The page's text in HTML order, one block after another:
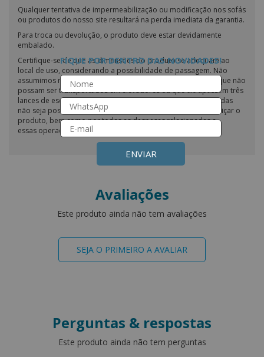
Qualquer tentativa de impermeabilização ou modificação nos sofás
ou produtos do nosso site resultará na perda imediata da garantia.
Para troca ou devolução, o produto deve estar devidamente
embalado.
Certifique-se de que as dimensões do produto se adequam ao
local de uso, considerando a possibilidade de passagem. Não
assumimos responsabilidade pelo transporte de produtos que não
possam ser transportados em elevadores ou que ultrapassem três
lances de escadas. Em casos em que a passagem pelas escadas
não seja possível, o cliente é responsável por desmontar ou içar o
produto, bem como por todas as despesas relacionadas a
essas operações.
Avaliações
Este produto ainda não tem avaliações
SEJA O PRIMEIRO A AVALIAR
Perguntas & respostas
Este produto ainda não tem perguntas
FIQUE POR DENTRO DAS NOVIDADES!
ENVIAR